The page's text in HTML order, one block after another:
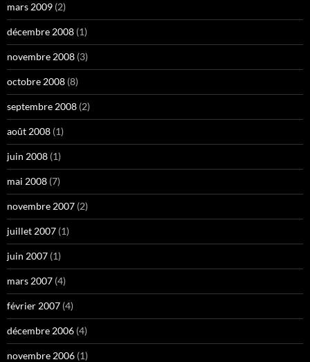
mars 2009 (2)
décembre 2008 (1)
novembre 2008 (3)
octobre 2008 (8)
septembre 2008 (2)
août 2008 (1)
juin 2008 (1)
mai 2008 (7)
novembre 2007 (2)
juillet 2007 (1)
juin 2007 (1)
mars 2007 (4)
février 2007 (4)
décembre 2006 (4)
novembre 2006 (1)